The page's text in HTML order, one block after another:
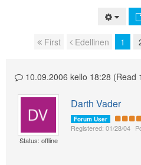
Page navigation
First Edellinen 1
10.09.2006 kello 18:28 (Read
Status: offline
Darth Vader
Forum User
Registered: 01/28/04